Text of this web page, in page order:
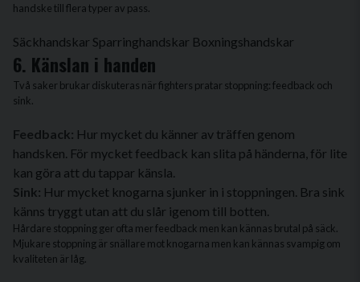
handske till flera typer av pass.
Säckhandskar Sparringhandskar Boxningshandskar
6. Känslan i handen
Två saker brukar diskuteras när fighters pratar stoppning: feedback och
sink.
Feedback: Hur mycket du känner av träffen genom
handsken. För mycket feedback kan slita på händerna, för lite
kan göra att du tappar känsla.
Sink: Hur mycket knogarna sjunker in i stoppningen. Bra sink
känns tryggt utan att du slår igenom till botten.
Hårdare stoppning ger ofta mer feedback men kan kännas brutal på säck.
Mjukare stoppning är snällare mot knogarna men kan kännas svampig om
kvaliteten är låg.